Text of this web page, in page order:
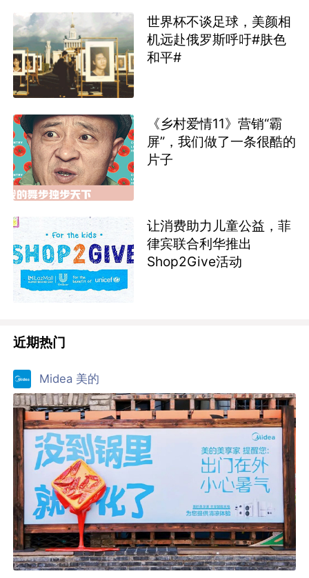
世界杯不谈足球，美颜相
机远赴俄罗斯呼吁#肤色
和平#
《乡村爱情11》营销“霸
屏”，我们做了一条很酷的
片子
让消费助力儿童公益，菲
律宾联合利华推出
Shop2Give活动
近期热门
Midea 美的